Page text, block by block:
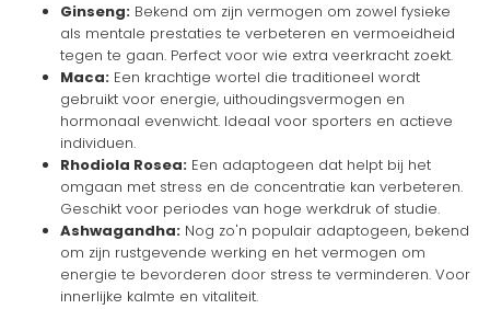
Ginseng: Bekend om zijn vermogen om zowel fysieke
als mentale prestaties te verbeteren en vermoeidheid
tegen te gaan. Perfect voor wie extra veerkracht zoekt.
Maca: Een krachtige wortel die traditioneel wordt
gebruikt voor energie, uithoudingsvermogen en
hormonaal evenwicht. Ideaal voor sporters en actieve
individuen.
Rhodiola Rosea: Een adaptogeen dat helpt bij het
omgaan met stress en de concentratie kan verbeteren.
Geschikt voor periodes van hoge werkdruk of studie.
Ashwagandha: Nog zo'n populair adaptogeen, bekend
om zijn rustgevende werking en het vermogen om
energie te bevorderen door stress te verminderen. Voor
innerlijke kalmte en vitaliteit.